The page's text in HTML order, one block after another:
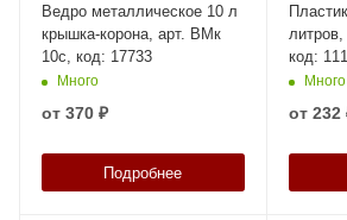
Ведро металлическое 10 л
крышка-корона, арт. ВМк
10с, код: 17733
Много
от 370 ₽
Подробнее
код:
Много
от 232